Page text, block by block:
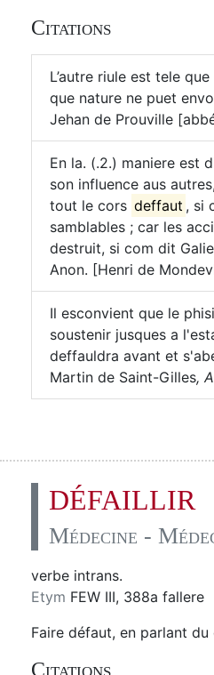
Citations
L’autre riule est tele
que nature ne puet
Jehan de Prouville
En la. (.2.) maniere est
son influence aus
tout le cors deffaut , si
samblables ; car les
destruit, si com dit
Anon. [Henri de
Il esconvient que le
soustenir jusques a
deffauldra avant et
Martin de Saint-Gilles,
DÉFAILLIR
Médecine -
verbe intrans.
Etym FEW III, 388a fallere
Faire défaut, en parlant du
Citations